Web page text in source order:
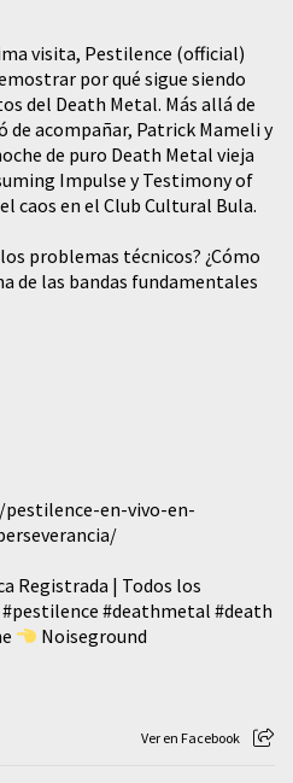
visita, Pestilence (official)
por qué sigue siendo
del Death Metal. Más allá de
de acompañar, Patrick Mameli y
de puro Death Metal vieja
Impulse y Testimony of
caos en el Club Cultural Bula.
problemas técnicos? ¿Cómo
de las bandas fundamentales
en-vivo-en-
Registrada | Todos los
#pestilence #deathmetal #death
Noiseground
Ver en Facebook